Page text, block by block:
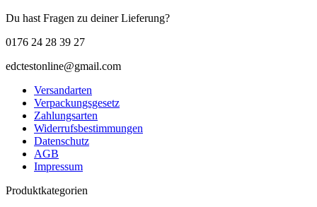
Du hast Fragen zu deiner Lieferung?
0176 24 28 39 27
edctestonline@gmail.com
Versandarten
Verpackungsgesetz
Zahlungsarten
Widerrufsbestimmungen
Datenschutz
AGB
Impressum
Produktkategorien